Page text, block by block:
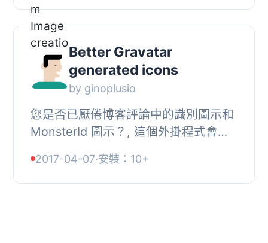
行...
Better Gravatar
generated icons
by ginoplusio
您是否已厭倦博客評論中的識別圖示和
MonsterId 圖示？, 這個外掛程式會為
頭像，您可以於「討論設定」中選擇
「空白」圖標...
2017-04-07·安裝：10+